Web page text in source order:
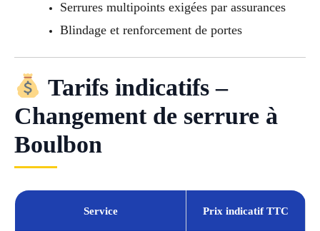
Serrures multipoints exigées par assurances
Blindage et renforcement de portes
Tarifs indicatifs –
Changement de serrure à
Boulbon
Service Prix indicatif TTC